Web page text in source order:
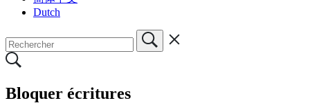
Dutch
Bloquer écritures